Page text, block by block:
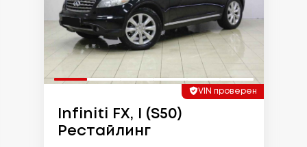
VIN проверен
Infiniti FX, I (S50)
Рестайлинг